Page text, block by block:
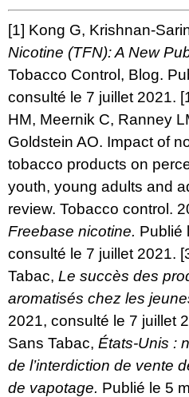
[1] Kong G, Krishnan-
Nicotine (TFN): A New
Tobacco Control, Blog.
consulté le 7 juillet 2021.
HM, Meernik C, Ranney
Goldstein AO. Impact of
tobacco products on
youth, young adults and
review. Tobacco control.
Freebase nicotine. Publié
consulté le 7 juillet 2021.
Tabac, Le succès des
aromatisés chez les
2021, consulté le 7 juillet
Sans Tabac, États-Unis :
de l’interdiction de vente
de vapotage. Publié le 5